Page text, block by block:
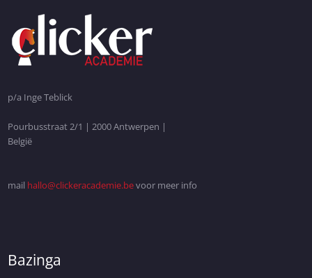
p/a Inge Teblick
Pourbusstraat 2/1 | 2000 Antwerpen |
België
mail hallo@clickeracademie.bevoor meer info
Bazinga